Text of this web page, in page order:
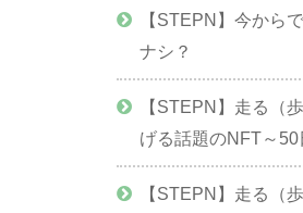
【STEPN】今から
ナシ？
【STEPN】走る（
げる話題のNFT～50
【STEPN】走る（